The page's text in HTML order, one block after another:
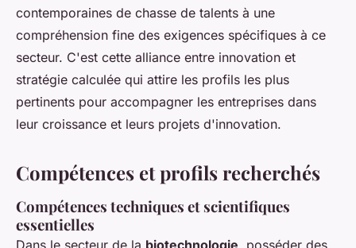
contemporaines de chasse de talents à une
compréhension fine des exigences spécifiques à ce
secteur. C'est cette alliance entre innovation et
stratégie calculée qui attire les profils les plus
pertinents pour accompagner les entreprises dans
leur croissance et leurs projets d'innovation.
Compétences et profils recherchés
Compétences techniques et scientifiques
essentielles